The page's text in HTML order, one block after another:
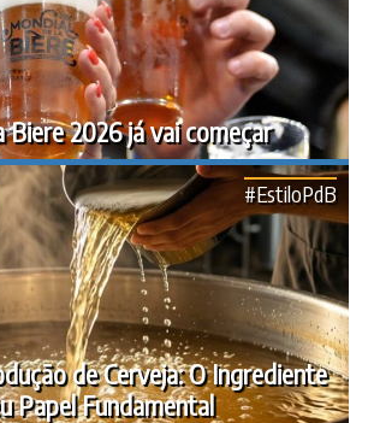
Biere 2026 já vai começar
de Cerveja: O Ingrediente
Papel Fundamental
#EstiloPdB